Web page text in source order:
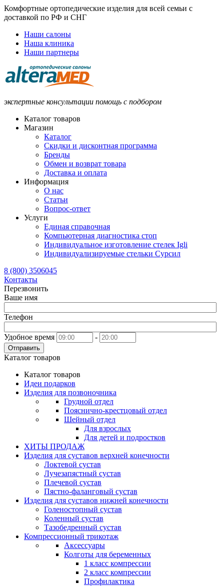
Комфортные ортопедические изделия для всей семьи с
доставкой по РФ и СНГ
Наши салоны
Наша клиника
Наши партнеры
экспертные консультации помощь с подбором
Каталог товаров
Магазин
Каталог
Скидки и дисконтная программа
Бренды
Обмен и возврат товара
Доставка и оплата
Информация
О нас
Статьи
Вопрос-ответ
Услуги
Единая справочная
Компьютерная диагностика стоп
Индивидуальное изготовление стелек Igli
Индивидуализируемые стельки Сурсил
8 (800) 3506045
Контакты
Перезвонить
Ваше имя
Телефон
Удобное время -
Отправить
Каталог товаров
Каталог товаров
Идеи подарков
Изделия для позвоночника
Грудной отдел
Пояснично-крестцовый отдел
Шейный отдел
Для взрослых
Для детей и подростков
ХИТЫ ПРОДАЖ
Изделия для суставов верхней конечности
Локтевой сустав
Лучезапястный сустав
Плечевой сустав
Пястно-фаланговый сустав
Изделия для суставов нижней конечности
Голеностопный сустав
Коленный сустав
Тазобедренный сустав
Компрессионный трикотаж
Аксессуары
Колготы для беременных
1 класс компрессии
2 класс компрессии
Профилактика